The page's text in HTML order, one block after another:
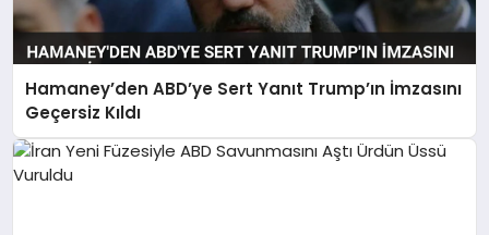
Hamaney’den ABD’ye Sert Yanıt Trump’ın İmzasını
Geçersiz Kıldı